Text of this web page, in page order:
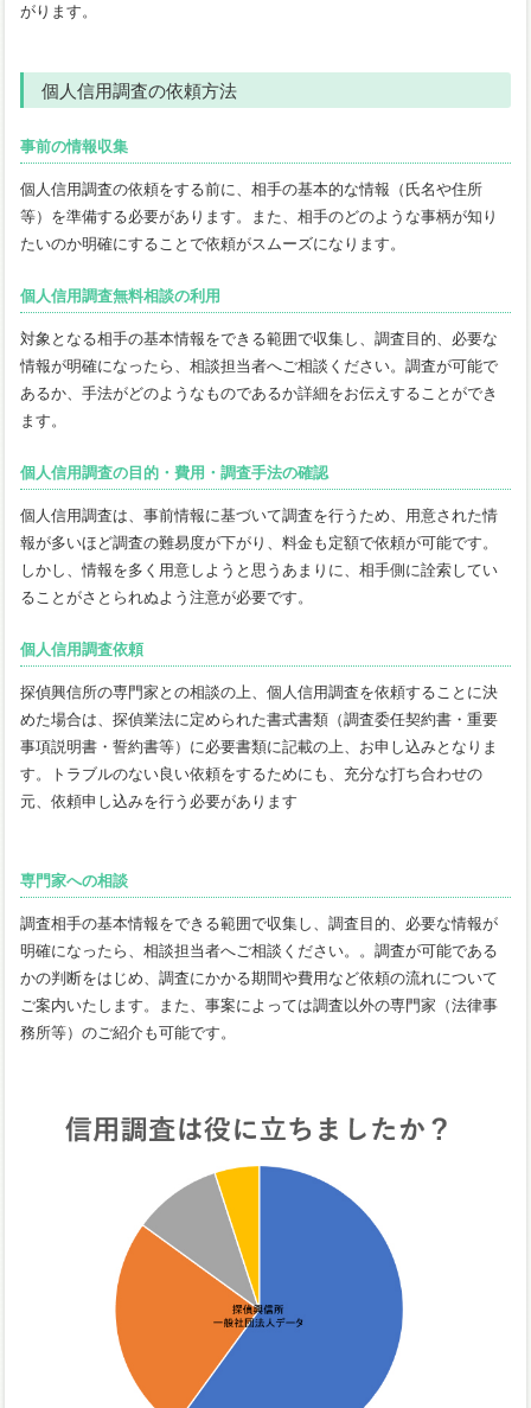
がります。
個人信用調査の依頼方法
事前の情報収集
個人信用調査の依頼をする前に、相手の基本的な情報（氏名や住所
等）を準備する必要があります。また、相手のどのような事柄が知り
たいのか明確にすることで依頼がスムーズになります。
個人信用調査無料相談の利用
対象となる相手の基本情報をできる範囲で収集し、調査目的、必要な
情報が明確になったら、相談担当者へご相談ください。調査が可能で
あるか、手法がどのようなものであるか詳細をお伝えすることができ
ます。
個人信用調査の目的・費用・調査手法の確認
個人信用調査は、事前情報に基づいて調査を行うため、用意された情
報が多いほど調査の難易度が下がり、料金も定額で依頼が可能です。
しかし、情報を多く用意しようと思うあまりに、相手側に詮索してい
ることがさとられぬよう注意が必要です。
個人信用調査依頼
探偵興信所の専門家との相談の上、個人信用調査を依頼することに決
めた場合は、探偵業法に定められた書式書類（調査委任契約書・重要
事項説明書・誓約書等）に必要書類に記載の上、お申し込みとなりま
す。トラブルのない良い依頼をするためにも、充分な打ち合わせの
元、依頼申し込みを行う必要があります
専門家への相談
調査相手の基本情報をできる範囲で収集し、調査目的、必要な情報が
明確になったら、相談担当者へご相談ください。。調査が可能である
かの判断をはじめ、調査にかかる期間や費用など依頼の流れについて
ご案内いたします。また、事案によっては調査以外の専門家（法律事
務所等）のご紹介も可能です。